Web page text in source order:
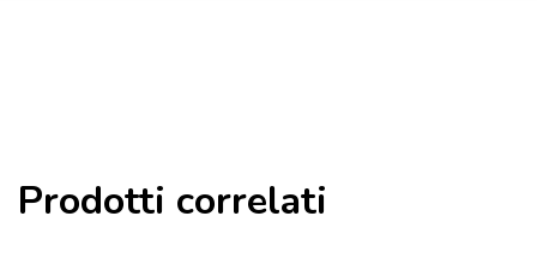
Prodotti correlati